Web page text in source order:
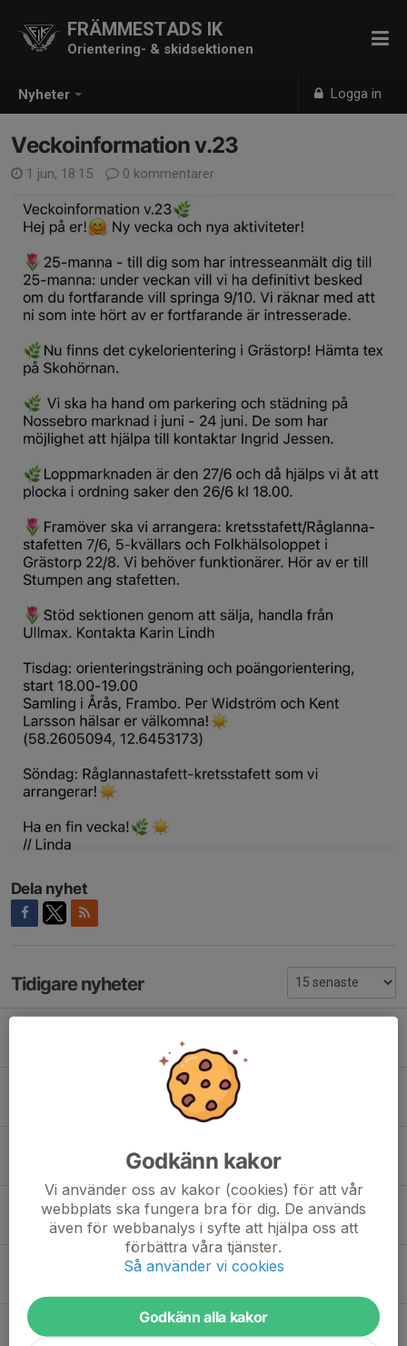
Nyheter Logga in
FRÄMMESTADS IK
Orientering- & skidsektionen
Veckoinformation v.23
1 jun, 18:15 0 kommentarer
Dela nyhet
Tidigare nyheter
30 jun, 20:16 0
Dammatchen
26 jun, 12:42 0
Herrmatchen
Veckoinformation v.25-26
Godkänn kakor
Vi använder oss av kakor (cookies) för att vår
webbplats ska fungera bra för dig. De används
även för webbanalys i syfte att hjälpa oss att
förbättra våra tjänster.
Så använder vi cookies
Godkänn alla kakor